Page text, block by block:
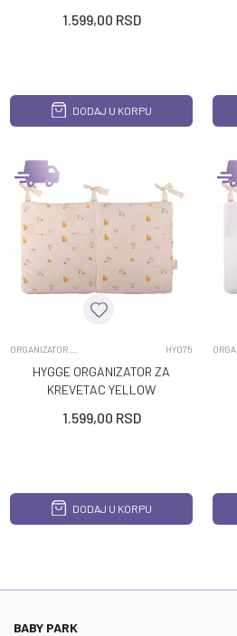
1.599,00 RSD
DODAJ U KORPU
HY075
HYGGE ORGANIZATOR ZA
KREVETAC YELLOW
1.599,00 RSD
DODAJ U KORPU
BABY PARK